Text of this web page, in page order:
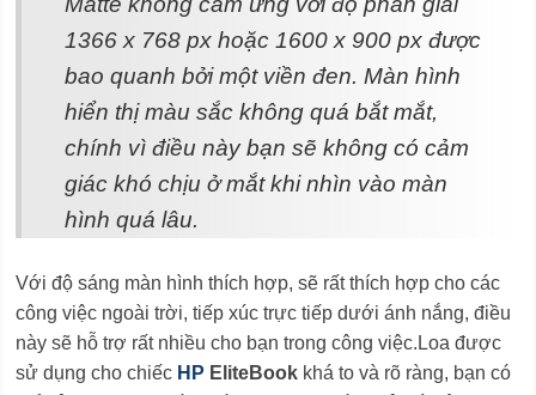
1366 x 768 px hoặc 1600 x 900 px được
bao quanh bởi một viền đen. Màn hình
hiển thị màu sắc không quá bắt mắt,
chính vì điều này bạn sẽ không có cảm
giác khó chịu ở mắt khi nhìn vào màn
hình quá lâu.
Với độ sáng màn hình thích hợp, sẽ rất thích hợp cho các
công việc ngoài trời, tiếp xúc trực tiếp dưới ánh nắng, điều
này sẽ hỗ trợ rất nhiều cho bạn trong công việc.Loa được
sử dụng cho chiếc HP EliteBook khá to và rõ ràng, bạn có